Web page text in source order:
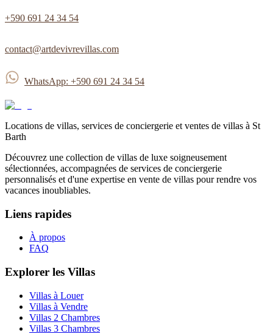
+590 691 24 34 54
contact@artdevivrevillas.com
WhatsApp: +590 691 24 34 54
Locations de villas, services de conciergerie et ventes de villas à St
Barth
Découvrez une collection de villas de luxe soigneusement
sélectionnées, accompagnées de services de conciergerie
personnalisés et d'une expertise en vente de villas pour rendre vos
vacances inoubliables.
Liens rapides
À propos
FAQ
Explorer les Villas
Villas à Louer
Villas à Vendre
Villas 2 Chambres
Villas 3 Chambres